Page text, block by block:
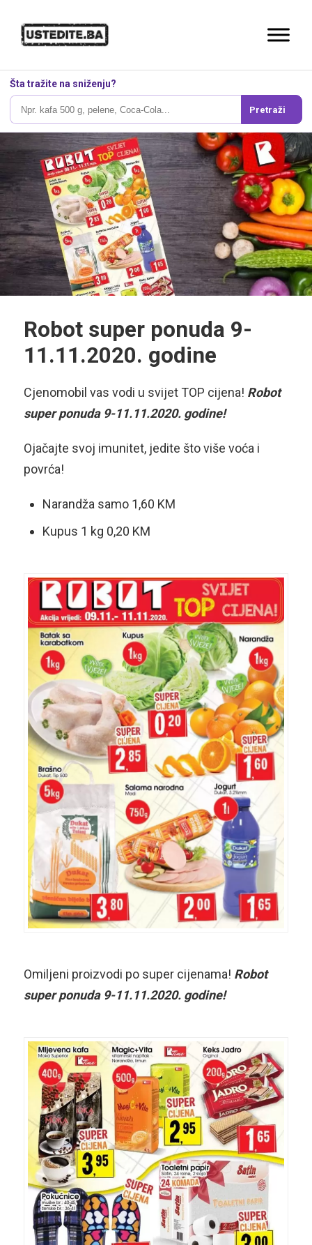
Šta tražite na sniženju?
Pretraži
Robot super ponuda 9-
11.11.2020. godine
Cjenomobil vas vodi u svijet TOP cijena! Robot
super ponuda 9-11.11.2020. godine!
Ojačajte svoj imunitet, jedite što više voća i
povrća!
Narandža samo 1,60 KM
Kupus 1 kg 0,20 KM
Omiljeni proizvodi po super cijenama! Robot
super ponuda 9-11.11.2020. godine!